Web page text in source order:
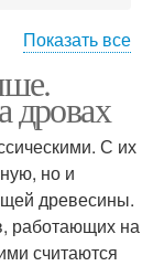
по цене
Показать все
дровах
С их
но и
древесины.
работающих на
считаются